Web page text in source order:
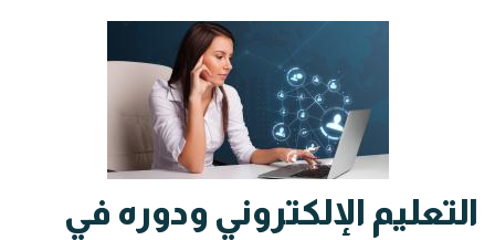
التعليم الإلكتروني ودوره في